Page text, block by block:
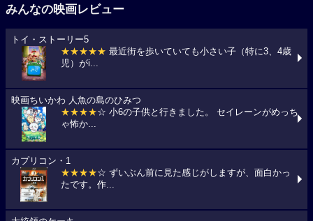
みんなの映画レビュー
トイ・ストーリー5
★★★★★ 最近街を歩いていても小さい子（特に3、4歳
児）がi...
映画ちいかわ 人魚の島のひみつ
★★★★☆ 小6の子供と行きました。 セイレーンがめっち
ゃ怖か...
カプリコン・1
★★★★☆ ずいぶん前に見た感じがしますが、面白かっ
たです。作...